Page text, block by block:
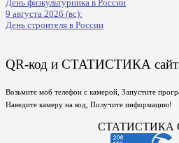
День физкультурника в России
9 августа 2026 (вс):
День строителя в России
QR-код и СТАТИСТИКА
Возьмите моб телефон с камерой, Запустите
Наведите камеру на код, Получите информацию!
СТАТИСТИКА